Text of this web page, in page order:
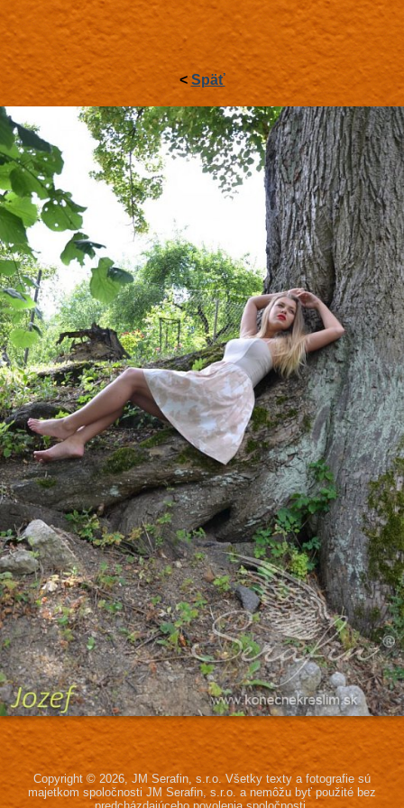
< Späť
Copyright © 2026, JM Serafin, s.r.o.Všetky texty a fotografie sú
majetkom spoločnosti JM Serafin, s.r.o. a nemôžu byť použité bez